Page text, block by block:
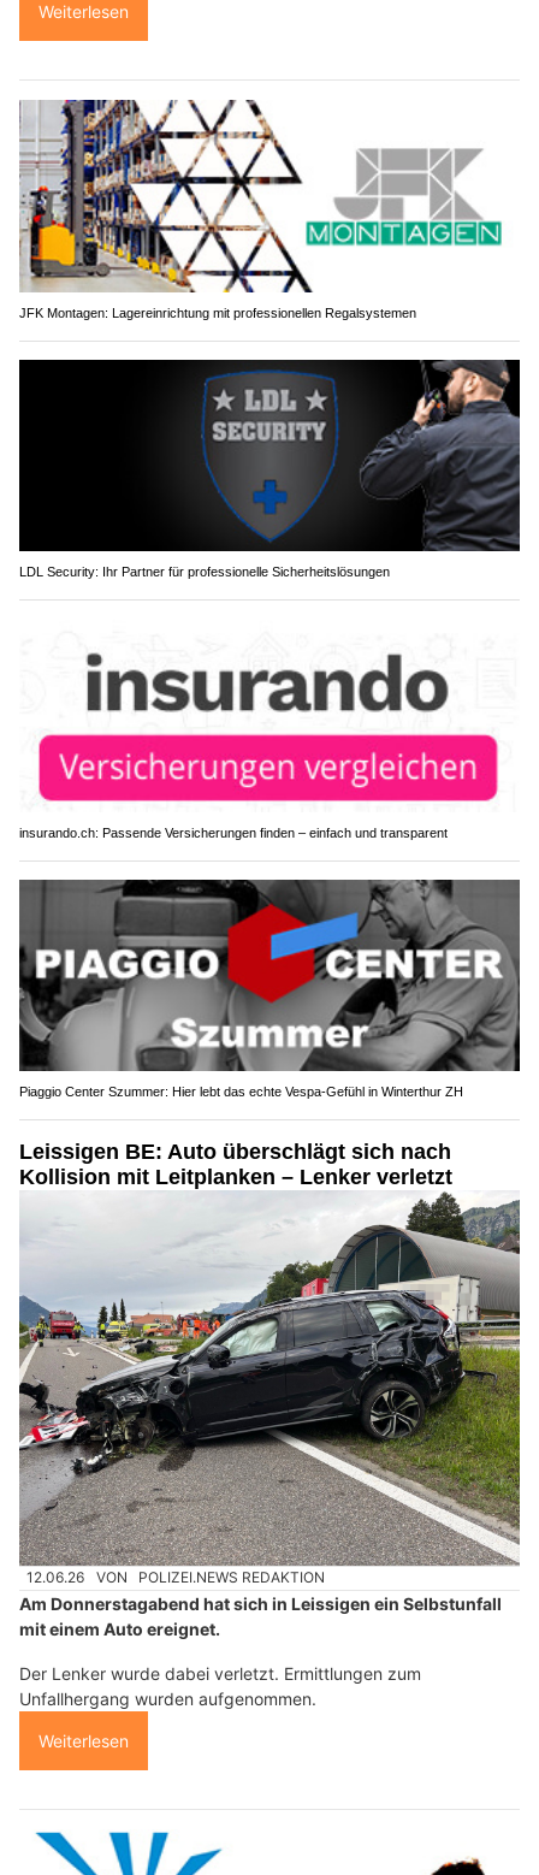
Weiterlesen
JFK Montagen: Lagereinrichtung mit professionellen Regalsystemen
LDL Security: Ihr Partner für professionelle Sicherheitslösungen
insurando.ch: Passende Versicherungen finden – einfach und transparent
Piaggio Center Szummer: Hier lebt das echte Vespa-Gefühl in Winterthur ZH
Leissigen BE: Auto überschlägt sich nach
Kollision mit Leitplanken – Lenker verletzt
12.06.26 VON POLIZEI.NEWS REDAKTION
Am Donnerstagabend hat sich in Leissigen ein Selbstunfall
mit einem Auto ereignet.
Der Lenker wurde dabei verletzt. Ermittlungen zum
Unfallhergang wurden aufgenommen.
Weiterlesen